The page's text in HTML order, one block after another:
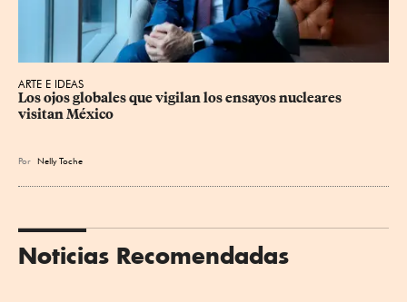
ARTE E IDEAS
Los ojos globales que vigilan los ensayos nucleares
visitan México
Por Nelly Toche
Noticias Recomendadas